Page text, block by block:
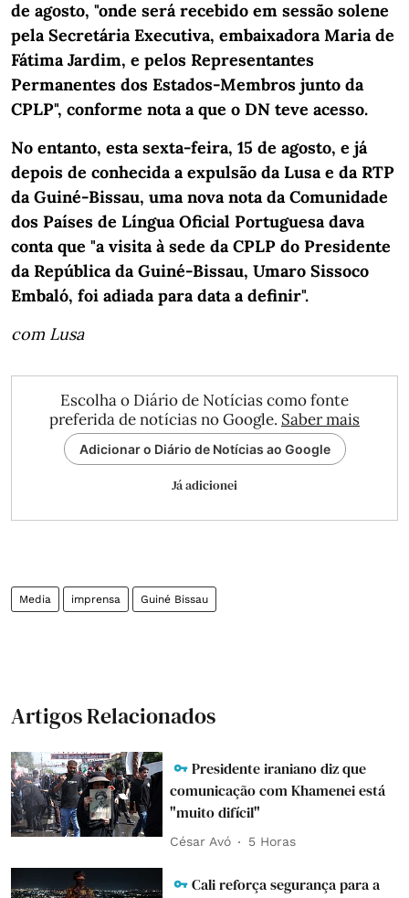
de agosto, "onde será recebido em sessão solene
pela Secretária Executiva, embaixadora Maria de
Fátima Jardim, e pelos Representantes
Permanentes dos Estados-Membros junto da
CPLP", conforme nota a que o DN teve acesso.
No entanto, esta sexta-feira, 15 de agosto, e já
depois de conhecida a expulsão da Lusa e da RTP
da Guiné-Bissau, uma nova nota da Comunidade
dos Países de Língua Oficial Portuguesa dava
conta que "a visita à sede da CPLP do Presidente
da República da Guiné-Bissau, Umaro Sissoco
Embaló, foi adiada para data a definir".
com Lusa
Escolha o Diário de Notícias como fonte
preferida de notícias no Google. Saber mais
Adicionar o Diário de Notícias ao Google
Já adicionei
Media imprensa Guiné Bissau
Artigos Relacionados
Presidente iraniano diz que
comunicação com Khamenei está
"muito difícil"
César Avó 5 Horas
Cali reforça segurança para a